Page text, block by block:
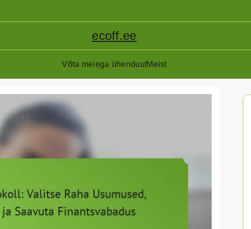
ecoff.ee
Võta meiega ühendustMeist